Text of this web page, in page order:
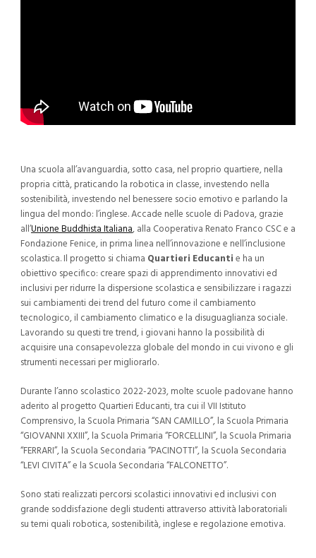
Una scuola all’avanguardia, sotto casa, nel proprio quartiere, nella
propria città, praticando la robotica in classe, investendo nella
sostenibilità, investendo nel benessere socio emotivo e parlando la
lingua del mondo: l’inglese. Accade nelle scuole di Padova, grazie
all’Unione Buddhista Italiana, alla Cooperativa Renato Franco CSC e a
Fondazione Fenice, in prima linea nell’innovazione e nell’inclusione
scolastica. Il progetto si chiama Quartieri Educantie ha un
obiettivo specifico: creare spazi di apprendimento innovativi ed
inclusivi per ridurre la dispersione scolastica e sensibilizzare i ragazzi
sui cambiamenti dei trend del futuro come il cambiamento
tecnologico, il cambiamento climatico e la disuguaglianza sociale.
Lavorando su questi tre trend, i giovani hanno la possibilità di
acquisire una consapevolezza globale del mondo in cui vivono e gli
strumenti necessari per migliorarlo.
Durante l’anno scolastico 2022-2023, molte scuole padovane hanno
aderito al progetto Quartieri Educanti, tra cui il VII Istituto
Comprensivo, la Scuola Primaria “SAN CAMILLO”, la Scuola Primaria
“GIOVANNI XXIII”, la Scuola Primaria “FORCELLINI”, la Scuola Primaria
“FERRARI”, la Scuola Secondaria “PACINOTTI”, la Scuola Secondaria
“LEVI CIVITA” e la Scuola Secondaria “FALCONETTO”.
Sono stati realizzati percorsi scolastici innovativi ed inclusivi con
grande soddisfazione degli studenti attraverso attività laboratoriali
su temi quali robotica, sostenibilità, inglese e regolazione emotiva.